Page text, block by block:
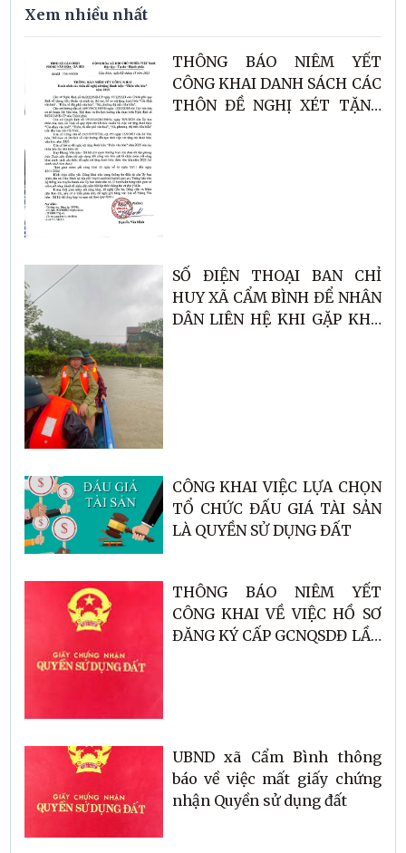
Xem nhiều nhất
THÔNG BÁO NIÊM YẾT
CÔNG KHAI DANH SÁCH CÁC
THÔN ĐỀ NGHỊ XÉT TẶNG
SỐ ĐIỆN THOẠI BAN CHỈ
HUY XÃ CẨM BÌNH ĐỂ NHÂN
DÂN LIÊN HỆ KHI GẶP KHÓ
CÔNG KHAI VIỆC LỰA CHỌN
TỔ CHỨC ĐẤU GIÁ TÀI SẢN
LÀ QUYỀN SỬ DỤNG ĐẤT
THÔNG BÁO NIÊM YẾT
CÔNG KHAI VỀ VIỆC HỒ SƠ
ĐĂNG KÝ CẤP GCNQSDĐ LẦN
UBND xã Cẩm Bình thông
báo về việc mất giấy chứng
nhận Quyền sử dụng đất